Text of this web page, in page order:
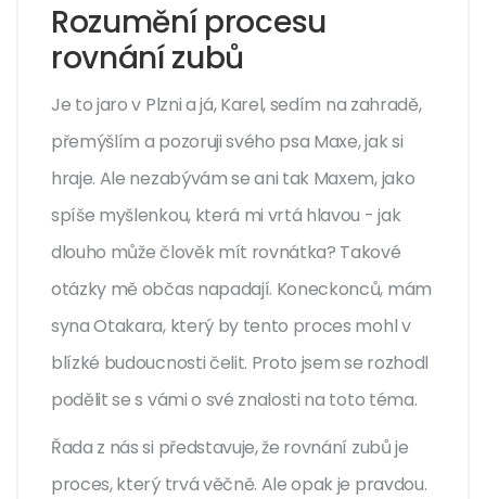
Rozumění procesu
rovnání zubů
Je to jaro v Plzni a já, Karel, sedím na zahradě,
přemýšlím a pozoruji svého psa Maxe, jak si
hraje. Ale nezabývám se ani tak Maxem, jako
spíše myšlenkou, která mi vrtá hlavou - jak
dlouho může člověk mít rovnátka? Takové
otázky mě občas napadají. Koneckonců, mám
syna Otakara, který by tento proces mohl v
blízké budoucnosti čelit. Proto jsem se rozhodl
podělit se s vámi o své znalosti na toto téma.
Řada z nás si představuje, že rovnání zubů je
proces, který trvá věčně. Ale opak je pravdou.